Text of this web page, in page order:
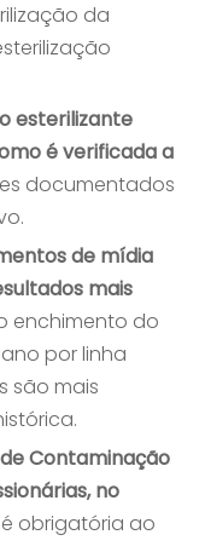
da
esterilizante
é verificada a
documentados
de mídia
mais
enchimento do
por linha
são mais
Contaminação
no
é obrigatória ao